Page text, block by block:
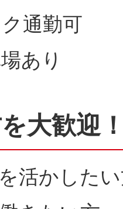
通勤可
あり
大歓迎
活かした